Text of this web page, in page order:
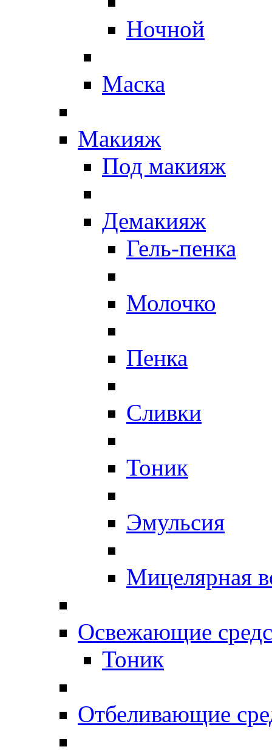
Ночной
Маска
Макияж
Под макияж
Демакияж
Гель-пенка
Молочко
Пенка
Сливки
Тоник
Эмульсия
Мицелярная
Освежающие
Тоник
Отбеливающие